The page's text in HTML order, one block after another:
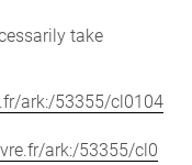
take
ark:/53355/cl0104
ark:/53355/cl0